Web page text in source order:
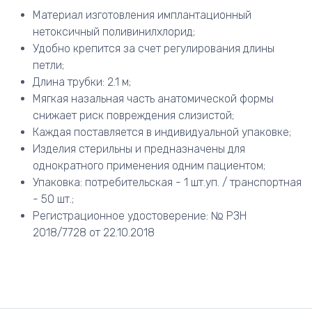
Материал изготовления имплантационный
нетоксичный поливинилхлорид;
Удобно крепится за счет регулирования длины
петли;
Длина трубки: 2.1 м;
Мягкая назальная часть анатомической формы
снижает риск повреждения слизистой;
Каждая поставляется в индивидуальной упаковке;
Изделия стерильны и предназначены для
однократного применения одним пациентом;
Упаковка: потребительская - 1 шт.уп. / транспортная
- 50 шт.;
Регистрационное удостоверение: № РЗН
2018/7728 от 22.10.2018